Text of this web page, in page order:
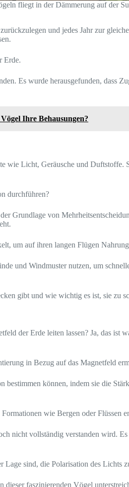
fliegt in der Dämmerung auf der
und jedes Jahr zur
Erde.
Es wurde herausgefunden, dass
Ihre Behausungen?
Licht, Geräusche und
durchführen?
Grundlage von
um auf ihren langen Flügen
und Windmuster nutzen, um
gibt und wie wichtig es ist, sie zu
der Erde leiten lassen? Ja, das
in Bezug auf das Magnetfeld
bestimmen können, indem sie die
wie Bergen oder Flüssen
nicht vollständig verstanden wird.
sind, die Polarisation des Lichts
faszinierenden Vögel